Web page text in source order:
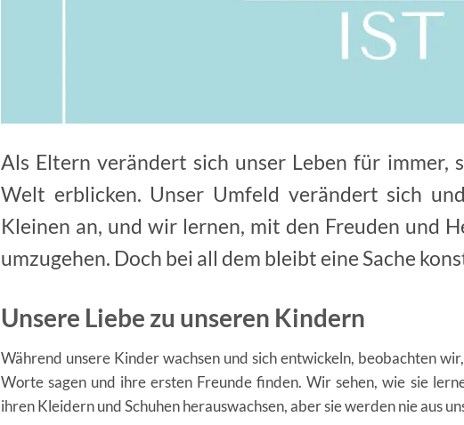
Als Eltern verändert sich unser Leben für immer,
Welt erblicken. Unser Umfeld verändert sich
Kleinen an, und wir lernen, mit den Freuden und
umzugehen. Doch bei all dem bleibt eine Sache
Unsere Liebe zu unseren Kindern
Während unsere Kinder wachsen und sich entwickeln, beobachten
Worte sagen und ihre ersten Freunde finden. Wir sehen, wie sie
ihren Kleidern und Schuhen herauswachsen, aber sie werden nie aus